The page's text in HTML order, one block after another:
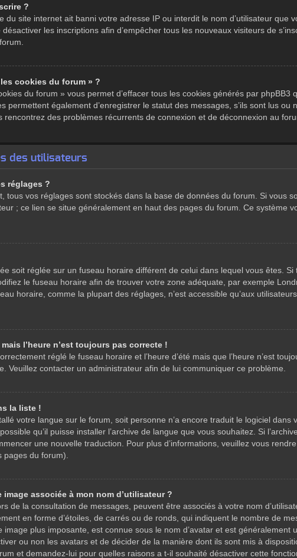
?
du site internet ait banni votre adresse IP ou interdit le nom d’utilisateur que
les inscriptions afin d’empêcher tous les nouveaux visiteurs de
cookies du forum » ?
du forum » vous permet d’effacer tous les cookies générés par
permettent également d’enregistrer le statut des messages, s’ils sont lus
rencontrez des problèmes récurrents de connexion et de déconnexion au
des utilisateurs
réglages ?
tous vos réglages sont stockés dans la base de données du forum. Si vous
; ce lien se situe généralement en haut des pages du forum. Ce système
soit réglée sur un fuseau horaire différent de celui dans lequel vous êtes.
le fuseau horaire afin de trouver votre zone adéquate, par exemple
horaire, comme la plupart des réglages, n’est accessible qu’aux
l’heure n’est toujours pas correcte !
réglé le fuseau horaire et l’heure d’été mais que l’heure n’est
Veuillez contacter un administrateur afin de lui communiquer ce problème.
la liste !
votre langue sur le forum, soit personne n’a encore traduit le logiciel
qu’il puisse installer l’archive de langue que vous souhaitez. Si
une nouvelle traduction. Pour plus d’informations, veuillez vous
pages du forum).
associée à mon nom d’utilisateur ?
de la consultation de messages, peuvent être associés à votre nom
en forme d’étoiles, de carrés ou de ronds, qui indiquent le nombre de
image plus imposante, est connue sous le nom d’avatar et est généralement
ou non les avatars et de décider de la manière dont ils sont mis à
et demandez-lui pour quelles raisons a t-il souhaité désactiver cette